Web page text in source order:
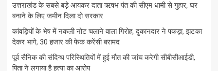
उत्तराखंड के सबसे बड़े आयकर दाता ऋषभ पंत की सीएम धामी से गुहार, घर
बनाने के लिए जमीन दिला दो सरकार
कांवड़ियों के भेष में नकली नोट चलाने वाला गिरोह, दुकानदार ने पकड़ा, झटका
देकर भागे, 30 हजार की फेक करेंसी बरामद
पूर्व सैनिक की संदिग्ध परिस्थितियों में हुई मौत की जांच करेगी सीबीसीआईडी,
पिता ने लगाया है हत्या का आरोप